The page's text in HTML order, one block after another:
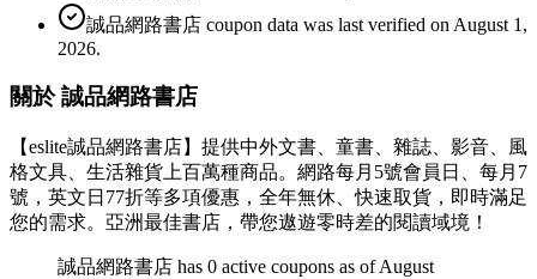
誠品網路書店 coupon data was last verified on August 1,
2026.
關於 誠品網路書店
【eslite誠品網路書店】提供中外文書、童書、雜誌、影音、風
格文具、生活雜貨上百萬種商品。網路每月5號會員日、每月7
號，英文日77折等多項優惠，全年無休、快速取貨，即時滿足
您的需求。亞洲最佳書店，帶您遨遊零時差的閱讀域境！
誠品網路書店 has 0 active coupons as of August